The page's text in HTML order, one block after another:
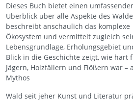
Dieses Buch bietet einen
Überblick über alle Aspekte des
beschreibt anschaulich das komplexe
Ökosystem und vermittelt zugleich
Lebensgrundlage, Erholungsgebiet
Blick in die Geschichte zeigt, wie hart
Jägern, Holzfällern und Flößern war –
Mythos
Wald seit jeher Kunst und Literatur